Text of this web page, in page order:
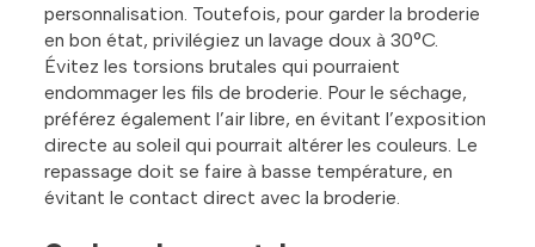
personnalisation. Toutefois, pour garder la broderie
en bon état, privilégiez un lavage doux à 30°C.
Évitez les torsions brutales qui pourraient
endommager les fils de broderie. Pour le séchage,
préférez également l’air libre, en évitant l’exposition
directe au soleil qui pourrait altérer les couleurs. Le
repassage doit se faire à basse température, en
évitant le contact direct avec la broderie.